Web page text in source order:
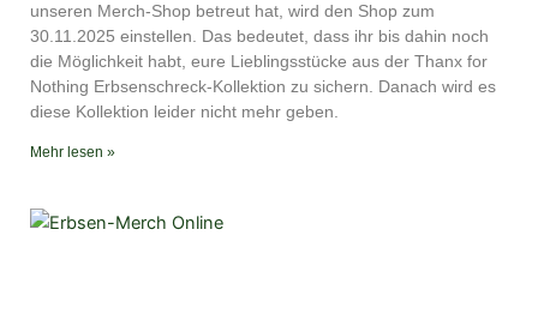
unseren Merch-Shop betreut hat, wird den Shop zum
30.11.2025 einstellen. Das bedeutet, dass ihr bis dahin noch
die Möglichkeit habt, eure Lieblingsstücke aus der Thanx for
Nothing Erbsenschreck-Kollektion zu sichern. Danach wird es
diese Kollektion leider nicht mehr geben.
Mehr lesen »